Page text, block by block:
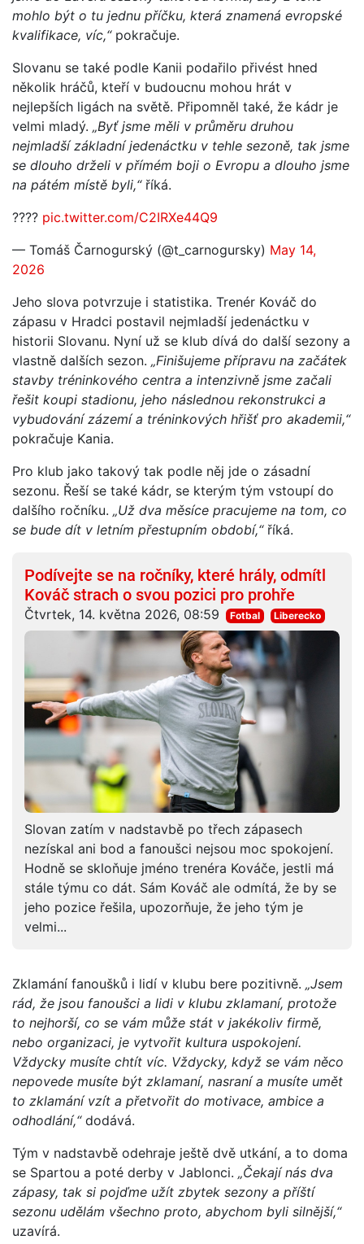
mohlo být o tu jednu příčku, která znamená evropské
kvalifikace, víc,“pokračuje.
Slovanu se také podle Kanii podařilo přivést hned
několik hráčů, kteří v budoucnu mohou hrát v
nejlepších ligách na světě. Připomněl také, že kádr je
velmi mladý. „Byť jsme měli v průměru druhou
nejmladší základní jedenáctku v tehle sezoně, tak jsme
se dlouho drželi v přímém boji o Evropu a dlouho jsme
na pátém místě byli,“říká.
???? pic.twitter.com/C2IRXe44Q9
— Tomáš Čarnogurský (@t_carnogursky) May 14,
2026
Jeho slova potvrzuje i statistika. Trenér Kováč do
zápasu v Hradci postavil nejmladší jedenáctku v
historii Slovanu. Nyní už se klub dívá do další sezony a
vlastně dalších sezon. „Finišujeme přípravu na začátek
stavby tréninkového centra a intenzivně jsme začali
řešit koupi stadionu, jeho následnou rekonstrukci a
vybudování zázemí a tréninkových hřišť pro akademii,“
pokračuje Kania.
Pro klub jako takový tak podle něj jde o zásadní
sezonu. Řeší se také kádr, se kterým tým vstoupí do
dalšího ročníku. „Už dva měsíce pracujeme na tom, co
se bude dít v letním přestupním období,“říká.
Podívejte se na ročníky, které hrály, odmítl
Kováč strach o svou pozici pro prohře
Čtvrtek, 14. května 2026, 08:59 Fotbal Liberecko
Slovan zatím v nadstavbě po třech zápasech
nezískal ani bod a fanoušci nejsou moc spokojení.
Hodně se skloňuje jméno trenéra Kováče, jestli má
stále týmu co dát. Sám Kováč ale odmítá, že by se
jeho pozice řešila, upozorňuje, že jeho tým je
velmi...
Zklamání fanoušků i lidí v klubu bere pozitivně. „Jsem
rád, že jsou fanoušci a lidi v klubu zklamaní, protože
to nejhorší, co se vám může stát v jakékoliv firmě,
nebo organizaci, je vytvořit kultura uspokojení.
Vždycky musíte chtít víc. Vždycky, když se vám něco
nepovede musíte být zklamaní, nasraní a musíte umět
to zklamání vzít a přetvořit do motivace, ambice a
odhodlání,“dodává.
Tým v nadstavbě odehraje ještě dvě utkání, a to doma
se Spartou a poté derby v Jablonci. „Čekají nás dva
zápasy, tak si pojďme užít zbytek sezony a příští
sezonu udělám všechno proto, abychom byli silnější,“
uzavírá.